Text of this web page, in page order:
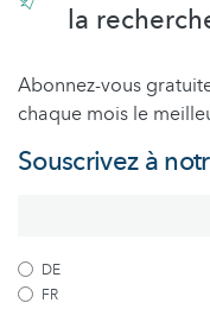
la
Abonnez-vous
chaque mois le
Souscrivez à
DE
FR